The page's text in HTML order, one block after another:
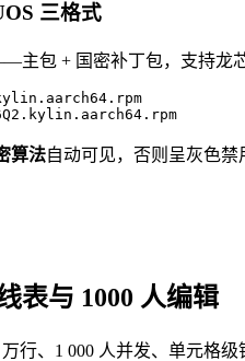
三格式
包 + 国密补丁包，支持龙
算法自动可见，否则呈灰色禁
表与 1000 人编辑
行、1 000 人并发、单元格